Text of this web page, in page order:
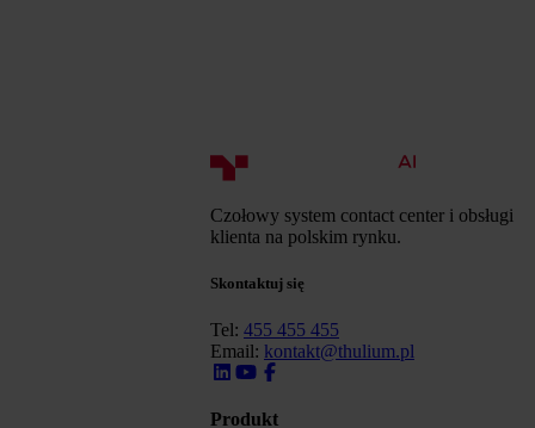
Czołowy system contact center i obsługi
klienta na polskim rynku.
Skontaktuj się
Tel: 455 455 455
Email: kontakt@thulium.pl
Produkt